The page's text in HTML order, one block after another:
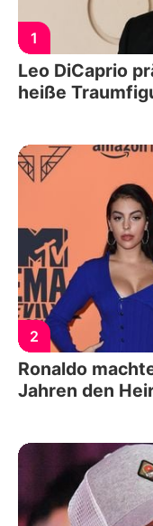
1
Leo DiCaprio
heiße
2
Ronaldo
Jahren den